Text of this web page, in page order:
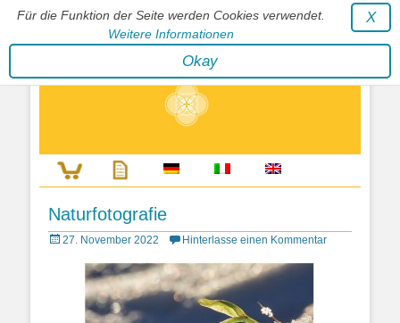
Für die Funktion der Seite werden Cookies verwendet.
Weitere Informationen
X
Okay
Stephan Wunderlich Verlag
Literatur zur Förderung der Gestaltfähigkeit des Lebens
Naturfotografie
Posted27. November 2022 Hinterlasse einen Kommentar